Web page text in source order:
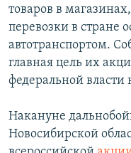
товаров в
перевозки в стране
автотранспортом.
главная цель их
федеральной власти
Накануне
Новосибирской